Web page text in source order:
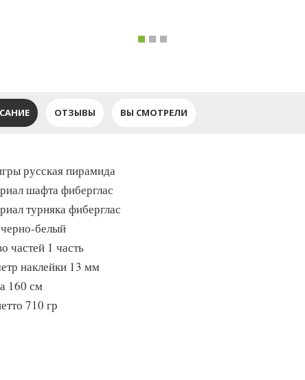
ОТЗЫВЫ ВЫ СМОТРЕЛИ
русская пирамида
шафта фиберглас
турняка фиберглас
белый
частей 1 часть
наклейки 13 мм
160 см
710 гр